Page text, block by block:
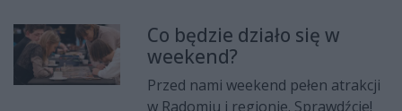
miejsc ważnych wydarzeń
społecznych, inspiracjach
twórczością Jacka Kaczmarskiego i
poezji Zbigniewa Herberta.
Co będzie działo się w
weekend?
Przed nami weekend pełen atrakcji
w Radomiu i regionie. Sprawdźcie!